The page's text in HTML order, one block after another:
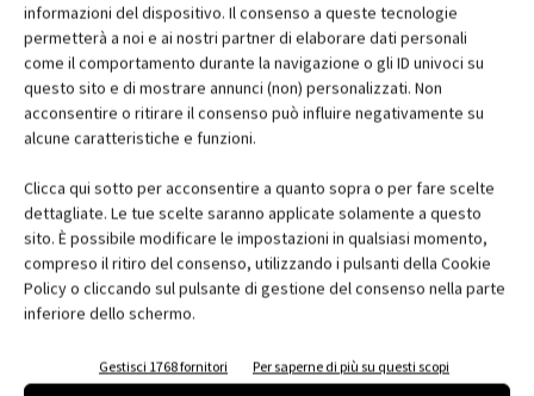
informazioni del dispositivo. Il consenso a queste tecnologie
permetterà a noi e ai nostri partner di elaborare dati personali
come il comportamento durante la navigazione o gli ID univoci su
questo sito e di mostrare annunci (non) personalizzati. Non
acconsentire o ritirare il consenso può influire negativamente su
alcune caratteristiche e funzioni.
Clicca qui sotto per acconsentire a quanto sopra o per fare scelte
dettagliate. Le tue scelte saranno applicate solamente a questo
sito. È possibile modificare le impostazioni in qualsiasi momento,
compreso il ritiro del consenso, utilizzando i pulsanti della Cookie
Policy o cliccando sul pulsante di gestione del consenso nella parte
inferiore dello schermo.
Gestisci 1768 fornitori Per saperne di più su questi scopi
progettazione che deriva dal costante dialogo costruttivo tra
ATER, la Sovrintendenza e le aziende che hanno realizzato i
diversi elementi che compongono l’edificio.
Come commentano l’ing.Giovanni Rainise l’ing.Matteo Saveri
dell’ATER Alto Friuli: “ Coppo del Borgo di BMI Wierer è
valore di riproduzione estetica assolutamente compatibile con
quello che era richiesto dalla Sovrintendenza”.
TAGS ATER
Azienda Territoriale per l’Edilizia Residenziale Alto Friuli
Giovanni Rainis
Matteo Saveri
Palazzo Castellani